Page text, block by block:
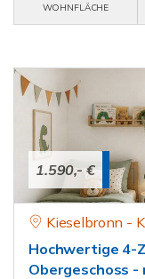
WOHNFLÄCHE
1.590,- €
Kieselbronn -
Hochwertige 4-
Obergeschoss -